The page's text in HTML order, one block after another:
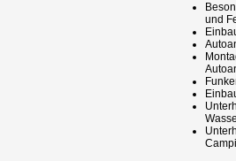
und